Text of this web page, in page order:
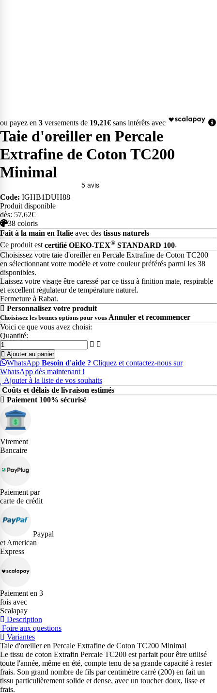
ou payez en 3 versements de 19,21€ sans intérêts avec
Taie d'oreiller en Percale
Extrafine de Coton TC200
Minimal
Code: IGHB1DUH88
Produit disponible
dès: 57,62€
38 coloris
Fait à la main en Italie avec des tissus naturels
Ce produit estcertifié OEKO-TEX® STANDARD 100.
Choisissez votre taie d'oreiller en Percale Extrafine de Coton TC200
en sélectionnant votre modèle et votre couleur préférés parmi les 38
disponibles.
Laissez votre visage être caressé par ce tissu à finition mate, respirable
et excellent régulateur de température naturel.
Fermeture à Rabat.
Personnalisez votre produit
Choisissez les bonnes options pour vous Annuler et recommencer
Voici ce que vous avez choisi:
Quantité:
Ajouter au panier
WhatsApp Besoin d'aide ? Cliquez et contactez-nous sur
WhatsApp dès maintenant !
Ajouter à la liste de vos souhaits
Coûts et délais de livraison estimés
Paiement 100% sécurisé
Virement
Bancaire
Paiement par
carte de crédit
Paypal
et American
Express
Paiement en 3
fois avec
Scalapay
Description
Foire aux questions
Variantes
Taie d'oreiller en Percale Extrafine de Coton TC200 Minimal
Le tissu de coton Extrafin Percale TC200 est parfait pour être utilisé
toute l'année, même en été, compte tenu de sa grande capacité à rester
frais. Son grand nombre de fils par centimètre carré (200) en fait un
tissu particulièrement solide et dense, avec un toucher doux, lisse et
frais.